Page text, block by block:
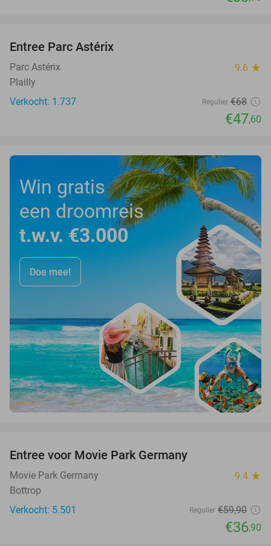
Entree Parc Astérix
Parc Astérix 9.6 star
Plailly
Verkocht: 1.737
Regulier €68
€47,60
Win gratis
een droomreis
t.w.v. €3.000
Doe mee!
Entree voor Movie Park Germany
Movie Park Germany 9.4 star
Bottrop
Verkocht: 5.501
Regulier €59,90
€36,90